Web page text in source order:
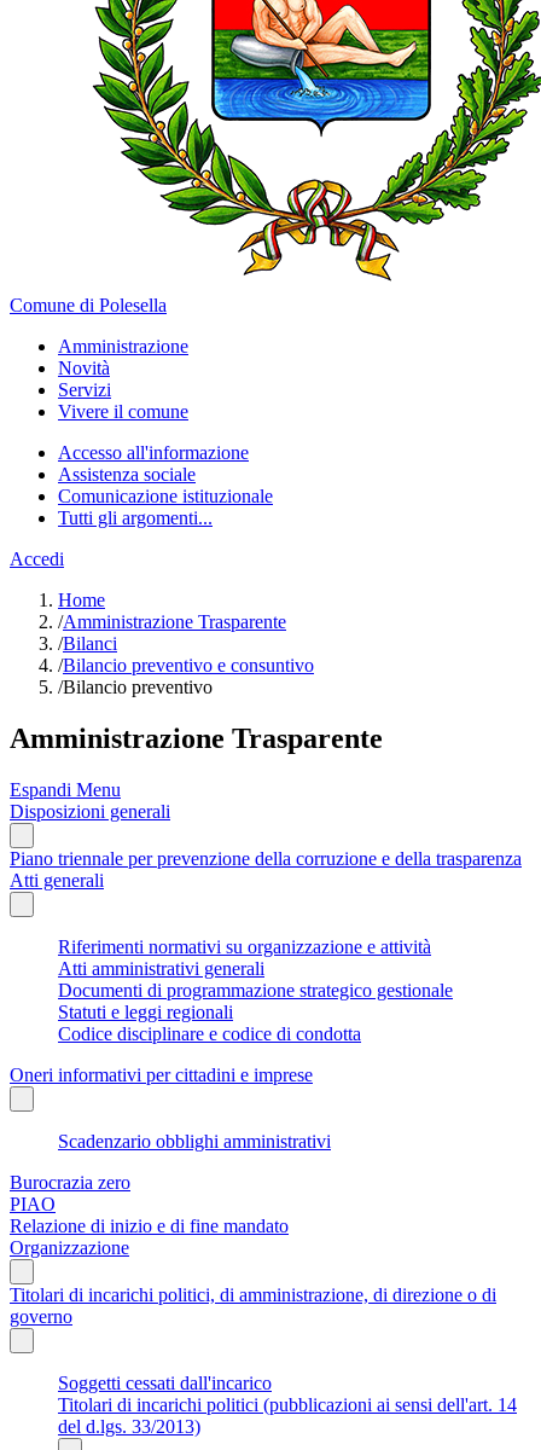
Comune di Polesella
Amministrazione
Novità
Servizi
Vivere il comune
Accesso all'informazione
Assistenza sociale
Comunicazione istituzionale
Tutti gli argomenti...
Accedi
Home
/Amministrazione Trasparente
/Bilanci
/Bilancio preventivo e consuntivo
/Bilancio preventivo
Amministrazione Trasparente
Espandi Menu
Disposizioni generali
Piano triennale per prevenzione della corruzione e della trasparenza
Atti generali
Riferimenti normativi su organizzazione e attività
Atti amministrativi generali
Documenti di programmazione strategico gestionale
Statuti e leggi regionali
Codice disciplinare e codice di condotta
Oneri informativi per cittadini e imprese
Scadenzario obblighi amministrativi
Burocrazia zero
PIAO
Relazione di inizio e di fine mandato
Organizzazione
Titolari di incarichi politici, di amministrazione, di direzione o di
governo
Soggetti cessati dall'incarico
Titolari di incarichi politici (pubblicazioni ai sensi dell'art. 14
del d.lgs. 33/2013)